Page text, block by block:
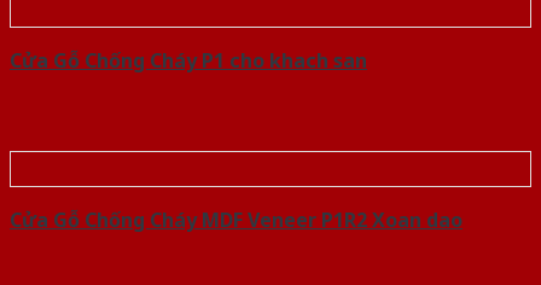
Cửa Gỗ Chống Cháy P1 cho khach san
Cửa Gỗ Chống Cháy MDF Veneer P1R2 Xoan dao